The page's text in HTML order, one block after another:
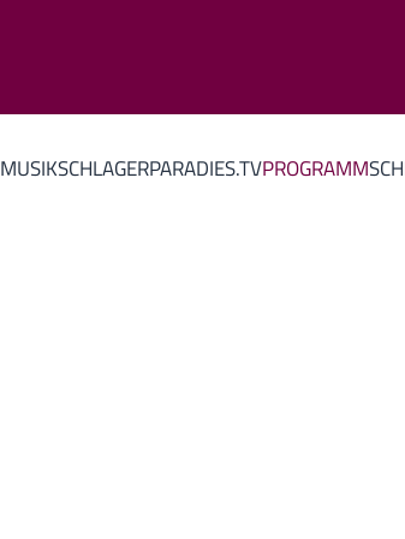
MUSIKSCHLAGERPARADIES.TVPROGRAMM